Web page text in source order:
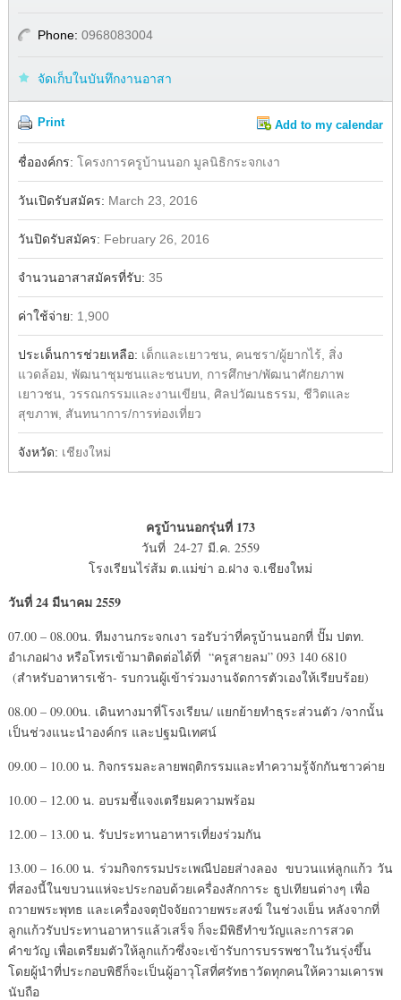
Phone: 0968083004
จัดเก็บในบันทึกงานอาสา
Print Add to my calendar
Twitter Facebook
ชื่อองค์กร: โครงการครูบ้านนอก มูลนิธิกระจกเงา
วันเปิดรับสมัคร: March 23, 2016
วันปิดรับสมัคร: February 26, 2016
จำนวนอาสาสมัครที่รับ: 35
ค่าใช้จ่าย: 1,900
ประเด็นการช่วยเหลือ: เด็กและเยาวชน, คนชรา/ผู้ยากไร้, สิ่ง
แวดล้อม, พัฒนาชุมชนและชนบท, การศึกษา/พัฒนาศักยภาพ
เยาวชน, วรรณกรรมและงานเขียน, ศิลปวัฒนธรรม, ชีวิตและ
สุขภาพ, สันทนาการ/การท่องเที่ยว
จังหวัด: เชียงใหม่
ครูบ้านนอกรุ่นที่ 173
วันที่ 24-27 มี.ค. 2559
โรงเรียนไร่ส้ม ต.แม่ข่า อ.ฝาง จ.เชียงใหม่
วันที่ 24 มีนาคม 2559
07.00 – 08.00น. ทีมงานกระจกเงา รอรับว่าที่ครูบ้านนอกที่ ปั๊ม ปตท.
อำเภอฝาง หรือโทรเข้ามาติดต่อได้ที่ “ครูสายลม” 093 140 6810
(สำหรับอาหารเช้า- รบกวนผู้เข้าร่วมงานจัดการตัวเองให้เรียบร้อย)
08.00 – 09.00น. เดินทางมาที่โรงเรียน/ แยกย้ายทำธุระส่วนตัว /จากนั้น
เป็นช่วงแนะนำองค์กร และปฐมนิเทศน์
09.00 – 10.00 น. กิจกรรมละลายพฤติกรรมและทำความรู้จักกันชาวค่าย
10.00 – 12.00 น. อบรมชี้แจงเตรียมความพร้อม
12.00 – 13.00 น. รับประทานอาหารเที่ยงร่วมกัน
13.00 – 16.00 น. ร่วมกิจกรรมประเพณีปอยส่างลอง ขบวนแห่ลูกแก้ว วัน
ที่สองนี้ในขบวนแห่จะประกอบด้วยเครื่องสักการะ ธูปเทียนต่างๆ เพื่อ
ถวายพระพุทธ และเครื่องจตุปัจจัยถวายพระสงฆ์ ในช่วงเย็น หลังจากที่
ลูกแก้วรับประทานอาหารแล้วเสร็จ ก็จะมีพิธีทำขวัญและการสวด
คำขวัญ เพื่อเตรียมตัวให้ลูกแก้วซึ่งจะเข้ารับการบรรพชาในวันรุ่งขึ้น
โดยผู้นำที่ประกอบพิธีก็จะเป็นผู้อาวุโสที่ศรัทธาวัดทุกคนให้ความเคารพ
นับถือ